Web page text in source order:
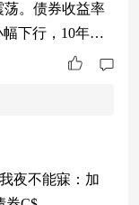
荡。债券收益率
下行，10年以
证综指、上证5
、88.3%、87.
夜不能寐：加